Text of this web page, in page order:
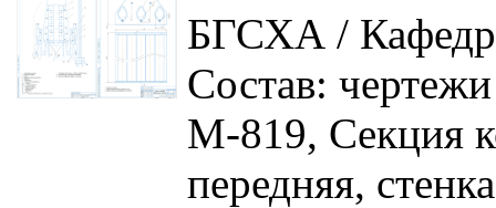
БГСХА /
Состав:
М-819, Секция
передняя,